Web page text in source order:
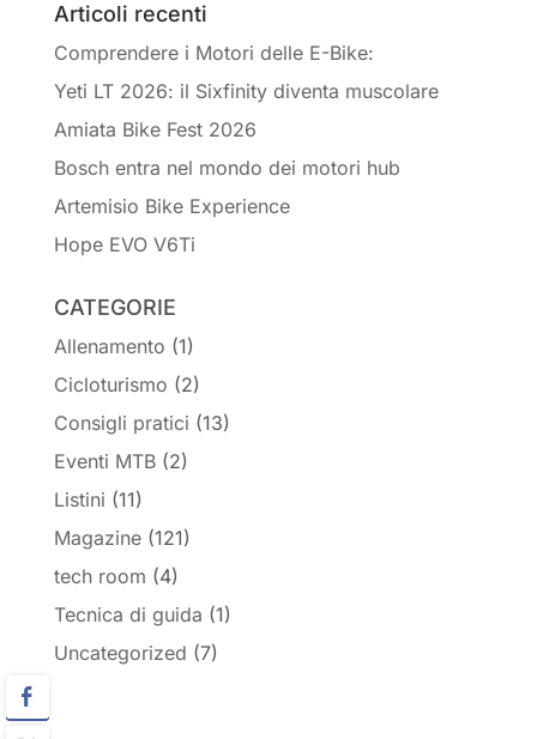
Articoli recenti
Comprendere i Motori delle E-Bike:
Yeti LT 2026: il Sixfinity diventa muscolare
Amiata Bike Fest 2026
Bosch entra nel mondo dei motori hub
Artemisio Bike Experience
Hope EVO V6Ti
CATEGORIE
Allenamento (1)
Cicloturismo (2)
Consigli pratici (13)
Eventi MTB(2)
Listini (11)
Magazine(121)
tech room (4)
Tecnica di guida (1)
Uncategorized (7)